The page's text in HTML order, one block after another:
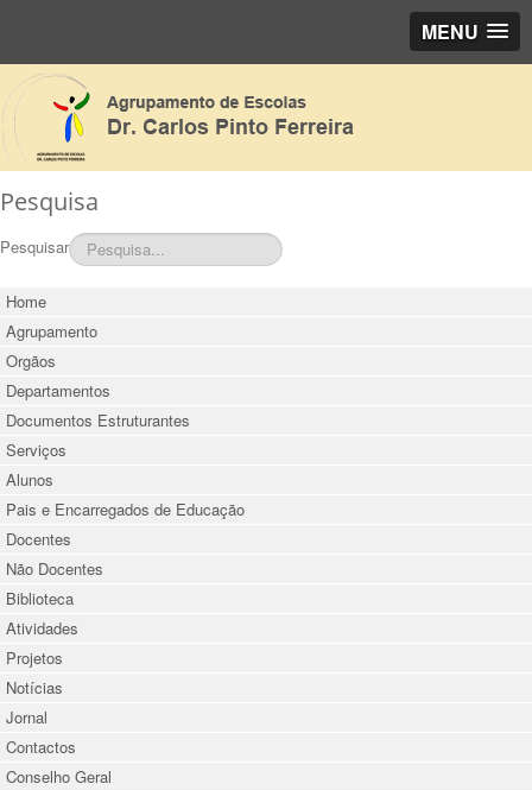
MENU
Pesquisa
Pesquisar
Home
Agrupamento
Orgãos
Departamentos
Documentos Estruturantes
Serviços
Alunos
Pais e Encarregados de Educação
Docentes
Não Docentes
Biblioteca
Atividades
Projetos
Notícias
Jornal
Contactos
Conselho Geral